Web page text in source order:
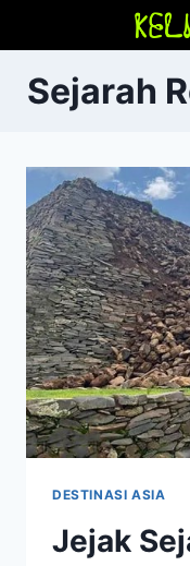
contentSejarah
DESTINASI ASIA
Jejak